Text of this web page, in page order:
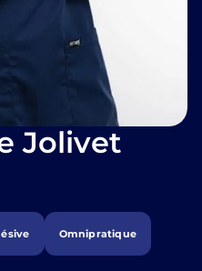
Jolivet
Omnipratique